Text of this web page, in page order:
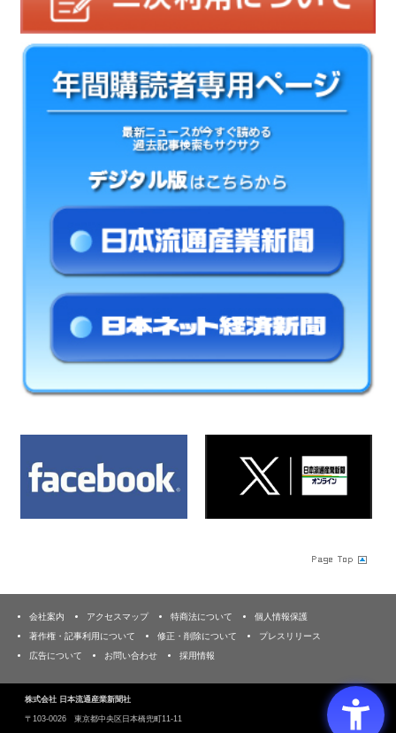
会社案内 アクセスマップ 特商法について
個人情報保護
著作権・記事利用について
修正・削除について
プレスリリース
広告について
お問い合わせ 採用情報
株式会社 日本流通産業新聞社
〒103‐0026 東京都中央区日本橋兜町11-11